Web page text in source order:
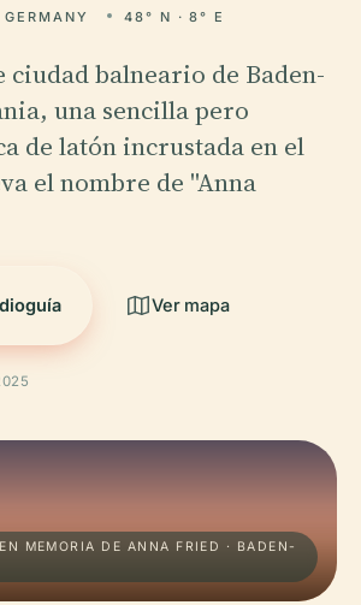
GERMANY 48° N · 8° E
ciudad balneario de Baden-
una sencilla pero
de latón incrustada en el
el nombre de "Anna
Ver mapa
MEMORIA DE ANNA FRIED · BADEN-